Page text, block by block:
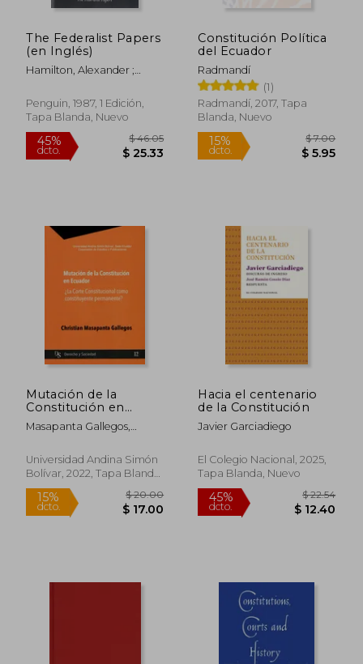
45% 45%
The Federalist Papers
(en Inglés)
Hamilton, Alexander ;
Penguin, 1987, 1 Edición,
Tapa Blanda, Nuevo
45%
dcto.
Constitución Política
del Ecuador
Radmandí
(1)
Radmandí, 2017, Tapa
Blanda, Nuevo
15%
dcto.
Mutación de la
Constitución en
Ecuador ¿La Corte
Constitucional como
permanente?
Masapanta Gallegos,
Universidad Andina Simón
Bolívar, 2022, Tapa Blanda,
Nuevo
Hacia el centenario
de la Constitución
Javier Garciadiego
El Colegio Nacional, 2025,
Tapa Blanda, Nuevo